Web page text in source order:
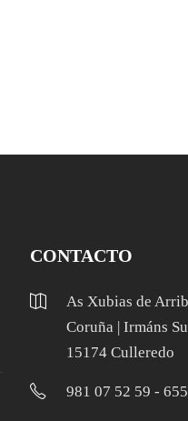
CONTACTO
As Xubias de
Coruña | Irmáns
15174 Culleredo
981 07 52 59 -